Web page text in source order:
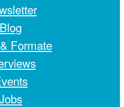
Blog
Formate